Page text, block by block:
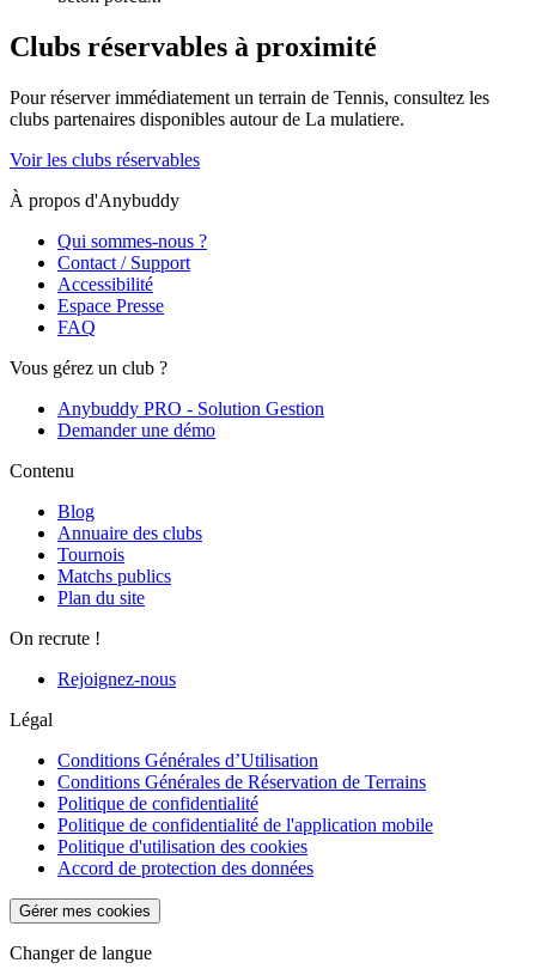
Clubs réservables à proximité
Pour réserver immédiatement un terrain de Tennis, consultez les
clubs partenaires disponibles autour de La mulatiere.
Voir les clubs réservables
À propos d'Anybuddy
Qui sommes-nous ?
Contact / Support
Accessibilité
Espace Presse
FAQ
Vous gérez un club ?
Anybuddy PRO - Solution Gestion
Demander une démo
Contenu
Blog
Annuaire des clubs
Tournois
Matchs publics
Plan du site
On recrute !
Rejoignez-nous
Légal
Conditions Générales d’Utilisation
Conditions Générales de Réservation de Terrains
Politique de confidentialité
Politique de confidentialité de l'application mobile
Politique d'utilisation des cookies
Accord de protection des données
Gérer mes cookies
Changer de langue